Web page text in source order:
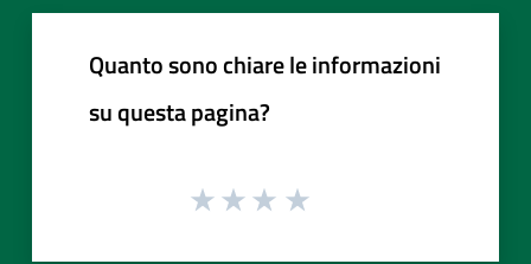
Quanto sono chiare le informazioni
su questa pagina?